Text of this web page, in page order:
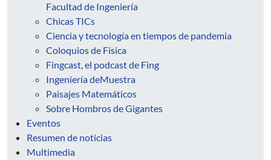
Facultad de Ingeniería
Chicas TICs
Ciencia y tecnología en tiempos de pandemia
Coloquios de Física
Fingcast, el podcast de Fing
Ingeniería deMuestra
Paisajes Matemáticos
Sobre Hombros de Gigantes
Eventos
Resumen de noticias
Multimedia